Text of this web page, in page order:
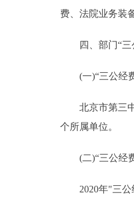
费、法院业务装
四、部门“三
(一)“三公经费
北京市第三中
个所属单位。
(二)“三公经费
2020年"三公经